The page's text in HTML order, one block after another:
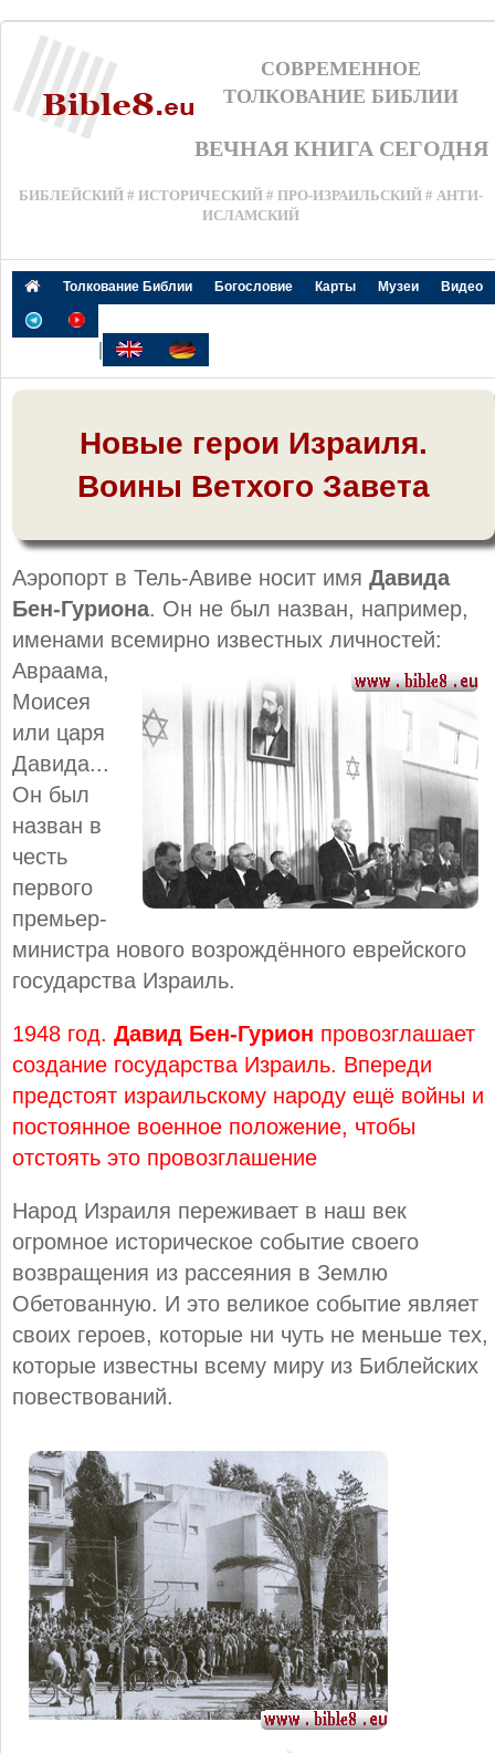
СОВРЕМЕННОЕ
ТОЛКОВАНИЕ БИБЛИИ
ВЕЧНАЯ КНИГА СЕГОДНЯ
БИБЛЕЙСКИЙ # ИСТОРИЧЕСКИЙ # ПРО-ИЗРАИЛЬСКИЙ # АНТИ-
ИСЛАМСКИЙ
Толкование Библии Богословие Карты Музеи Видео
|
Новые герои Израиля.
Воины Ветхого Завета
Аэропорт в Тель-Авиве носит имя Давида
Бен-Гуриона. Он не был назван, например,
именами всемирно известных личностей:
Авраама,
Моисея
или царя
Давида...
Он был
назван в
честь
первого
премьер-
министра нового возрождённого еврейского
государства Израиль.
1948 год. Давид Бен-Гурион провозглашает
создание государства Израиль. Впереди
предстоят израильскому народу ещё войны и
постоянное военное положение, чтобы
отстоять это провозглашение
Народ Израиля переживает в наш век
огромное историческое событие своего
возвращения из рассеяния в Землю
Обетованную. И это великое событие являет
своих героев, которые ни чуть не меньше тех,
которые известны всему миру из Библейских
повествований.